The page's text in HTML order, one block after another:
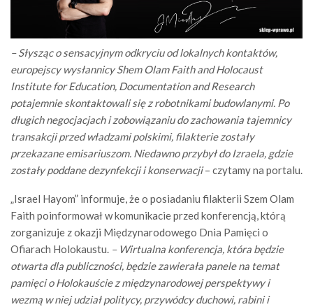
– Słysząc o sensacyjnym odkryciu od lokalnych kontaktów,
europejscy wysłannicy Shem Olam Faith and Holocaust
Institute for Education, Documentation and Research
potajemnie skontaktowali się z robotnikami budowlanymi. Po
długich negocjacjach i zobowiązaniu do zachowania tajemnicy
transakcji przed władzami polskimi, filakterie zostały
przekazane emisariuszom. Niedawno przybył do Izraela, gdzie
zostały poddane dezynfekcji i konserwacji– czytamy na portalu.
„Israel Hayom” informuje, że o posiadaniu filakterii Szem Olam
Faith poinformował w komunikacie przed konferencją, którą
zorganizuje z okazji Międzynarodowego Dnia Pamięci o
Ofiarach Holokaustu. – Wirtualna konferencja, która będzie
otwarta dla publiczności, będzie zawierała panele na temat
pamięci o Holokauście z międzynarodowej perspektywy i
wezmą w niej udział politycy, przywódcy duchowi, rabini i